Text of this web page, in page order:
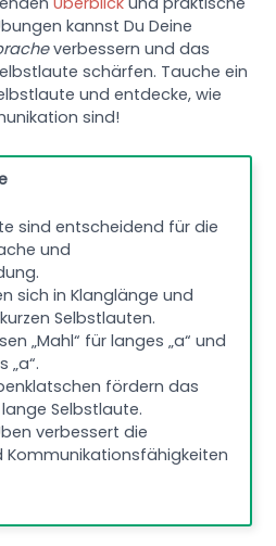
kannst Du Deine
verbessern und das
schärfen. Tauche ein
und entdecke, wie
sind!
sind entscheidend für die
und
sich in Klanglänge und
Selbstlauten.
„Mahl“ für langes „a“ und
„a“.
fördern das
Selbstlaute.
verbessert die
Kommunikationsfähigkeiten